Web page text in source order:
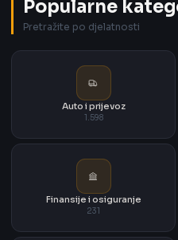
Popularne
Pretražite po djelatnosti
Auto i prijevoz
1.598
Finansije i osiguranje
231